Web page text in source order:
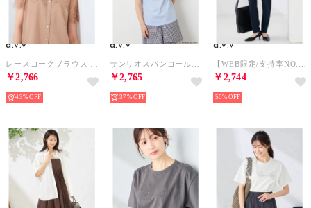
a.v.v
￥2,766
43%
a.v.v
￥2,765
37%
a.v.v
￥2,744
50%